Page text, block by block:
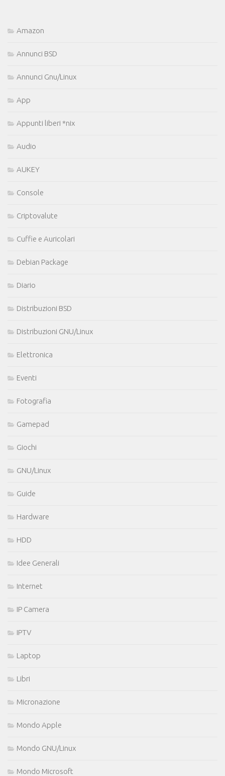
Amazon
Annunci BSD
Annunci Gnu/Linux
App
Appunti liberi *nix
Audio
AUKEY
Console
Criptovalute
Cuffie e Auricolari
Debian Package
Diario
Distribuzioni BSD
Distribuzioni GNU/Linux
Elettronica
Eventi
Fotografia
Gamepad
Giochi
GNU/Linux
Guide
Hardware
HDD
Idee Generali
Internet
IP Camera
IPTV
Laptop
Libri
Micronazione
Mondo Apple
Mondo GNU/Linux
Mondo Microsoft